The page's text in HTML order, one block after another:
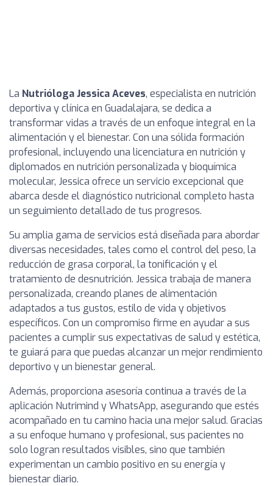
La Nutrióloga Jessica Aceves, especialista en nutrición
deportiva y clínica en Guadalajara, se dedica a
transformar vidas a través de un enfoque integral en la
alimentación y el bienestar. Con una sólida formación
profesional, incluyendo una licenciatura en nutrición y
diplomados en nutrición personalizada y bioquímica
molecular, Jessica ofrece un servicio excepcional que
abarca desde el diagnóstico nutricional completo hasta
un seguimiento detallado de tus progresos.
Su amplia gama de servicios está diseñada para abordar
diversas necesidades, tales como el control del peso, la
reducción de grasa corporal, la tonificación y el
tratamiento de desnutrición. Jessica trabaja de manera
personalizada, creando planes de alimentación
adaptados a tus gustos, estilo de vida y objetivos
específicos. Con un compromiso firme en ayudar a sus
pacientes a cumplir sus expectativas de salud y estética,
te guiará para que puedas alcanzar un mejor rendimiento
deportivo y un bienestar general.
Además, proporciona asesoría continua a través de la
aplicación Nutrimind y WhatsApp, asegurando que estés
acompañado en tu camino hacia una mejor salud. Gracias
a su enfoque humano y profesional, sus pacientes no
solo logran resultados visibles, sino que también
experimentan un cambio positivo en su energía y
bienestar diario.